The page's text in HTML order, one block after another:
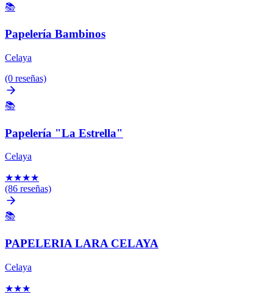
📚
Papelería Bambinos
Celaya
(0 reseñas)
📚
Papelería "La Estrella"
Celaya
★★★★
(86 reseñas)
📚
PAPELERIA LARA CELAYA
Celaya
★★★